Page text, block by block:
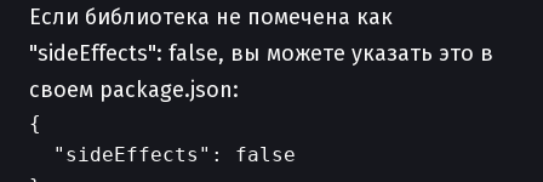
Если библиотека не помечена как
"sideEffects": false, вы можете указать это в
своем package.json:
{
  "sideEffects": false